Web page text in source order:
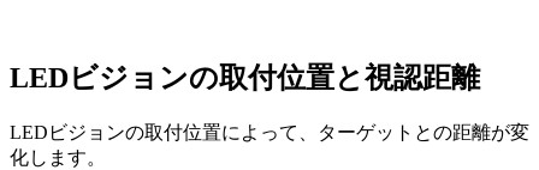
LEDビジョンの取付位置と視認距離
LEDビジョンの取付位置によって、ターゲットとの距離が変
化します。